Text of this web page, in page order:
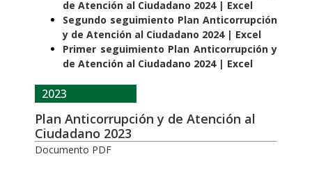
de Atención al Ciudadano 2024 | Excel
Segundo seguimiento Plan Anticorrupción
y de Atención al Ciudadano 2024 | Excel
Primer seguimiento Plan Anticorrupción y
de Atención al Ciudadano 2024 | Excel
2023
Plan Anticorrupción y de Atención al
Ciudadano 2023
Documento PDF